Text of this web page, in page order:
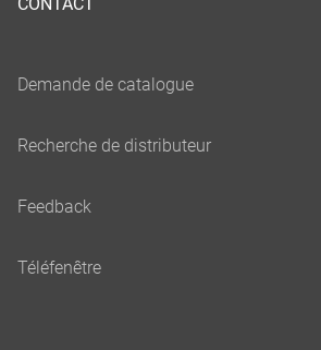
CONTACT